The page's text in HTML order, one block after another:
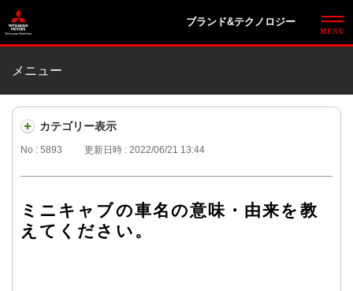
ブランド&テクノロジー
メニュー
カテゴリー表示
No : 5893 更新日時 : 2022/06/21 13:44
ミニキャブの車名の意味・由来を教
えてください。